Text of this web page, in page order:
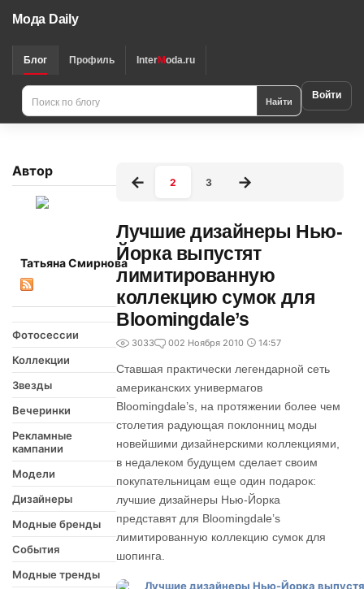
Мода Daily
Блог Профиль InterModa.ru
Найти Войти
Автор
Татьяна Смирнова
Фотосессии
Коллекции
Звезды
Вечеринки
Рекламные
кампании
Модели
Дизайнеры
Модные бренды
События
Модные тренды
2 3
Лучшие дизайнеры Нью-
Йорка выпустят
лимитированную
коллекцию сумок для
Bloomingdale’s
3033 002 Ноября 2010 14:57
Ставшая практически легендарной сеть
американских универмагов
Bloomingdale’s, на протяжении более чем
столетия радующая поклонниц моды
новейшими дизайнерскими коллекциями,
в недалеком будущем сделает своим
покупательницам еще один подарок:
лучшие дизайнеры Нью-Йорка
представят для Bloomingdale’s
лимитированную коллекцию сумок для
шопинга.